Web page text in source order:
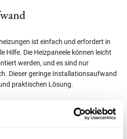
ist einfach und erfordert in
Hilfe. Die Heizpaneele können leicht
werden, und es sind nur
Dieser geringe Installationsaufwand
praktischen Lösung.
die Installation von Wärmepumpen
und oft zusätzliche